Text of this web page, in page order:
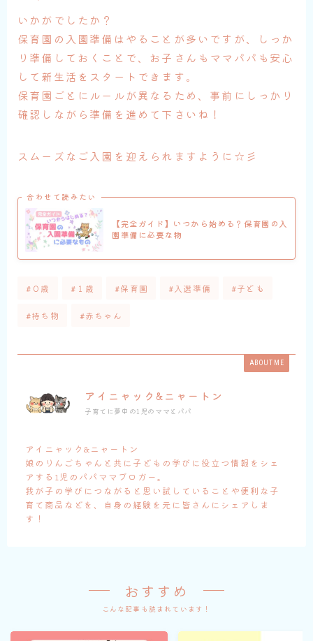
いかがでしたか？
保育園の入園準備はやることが多いですが、しっか
り準備しておくことで、お子さんもママパパも安心
して新生活をスタートできます。
保育園ごとにルールが異なるため、事前にしっかり
確認しながら準備を進めて下さいね！
スムーズなご入園を迎えられますように☆彡
合わせて読みたい
【完全ガイド】いつから始める？保育園の入
園準備に必要な物
#０歳 #１歳 #保育園 #入選準備 #子ども
#持ち物 #赤ちゃん
ABOUT ME
アイニャック&ニャートン
子育てに夢中の1児のママとパパ
アイニャック&ニャートン
娘のりんごちゃんと共に子どもの学びに役立つ情報をシェ
アする1児のパパママブロガー。
我が子の学びにつながると思い試していることや便利な子
育て商品などを、自身の経験を元に皆さんにシェアしま
す！
おすすめ
こんな記事も読まれています！